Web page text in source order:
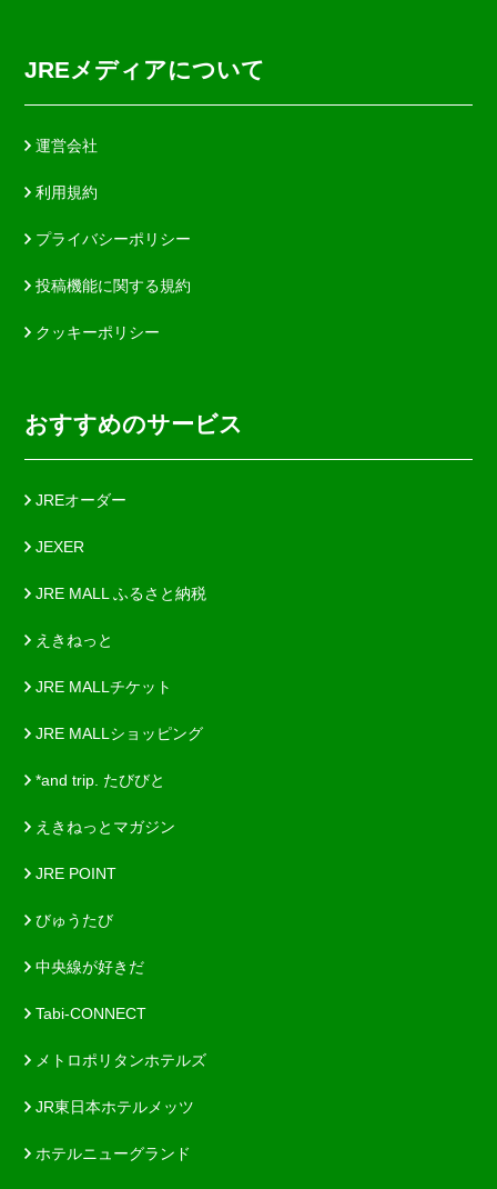
JREメディアについて
運営会社
利用規約
プライバシーポリシー
投稿機能に関する規約
クッキーポリシー
おすすめのサービス
JREオーダー
JEXER
JRE MALL ふるさと納税
えきねっと
JRE MALLチケット
JRE MALLショッピング
*and trip. たびびと
えきねっとマガジン
JRE POINT
びゅうたび
中央線が好きだ
Tabi-CONNECT
メトロポリタンホテルズ
JR東日本ホテルメッツ
ホテルニューグランド